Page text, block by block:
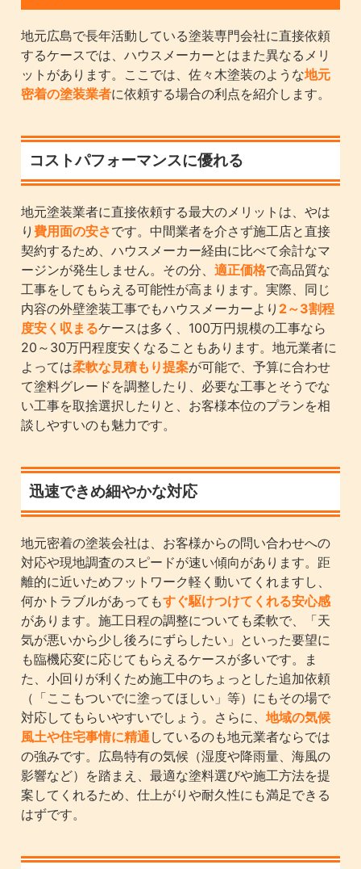
地元広島で長年活動している塗装専門会社に直接依頼
するケースでは、ハウスメーカーとはまた異なるメリ
ットがあります。ここでは、佐々木塗装のような地元
密着の塗装業者に依頼する場合の利点を紹介します。
コストパフォーマンスに優れる
地元塗装業者に直接依頼する最大のメリットは、やは
り費用面の安さです。中間業者を介さず施工店と直接
契約するため、ハウスメーカー経由に比べて余計なマ
ージンが発生しません。その分、適正価格で高品質な
工事をしてもらえる可能性が高まります。実際、同じ
内容の外壁塗装工事でもハウスメーカーより 2～3割程
度安く収まるケースは多く、100万円規模の工事なら
20～30万円程度安くなることもあります。地元業者に
よっては柔軟な見積もり提案が可能で、予算に合わせ
て塗料グレードを調整したり、必要な工事とそうでな
い工事を取捨選択したりと、お客様本位のプランを相
談しやすいのも魅力です。
迅速できめ細やかな対応
地元密着の塗装会社は、お客様からの問い合わせへの
対応や現地調査のスピードが速い傾向があります。距
離的に近いためフットワーク軽く動いてくれますし、
何かトラブルがあってもすぐ駆けつけてくれる安心感
があります。施工日程の調整についても柔軟で、「天
気が悪いから少し後ろにずらしたい」といった要望に
も臨機応変に応じてもらえるケースが多いです。ま
た、小回りが利くため施工中のちょっとした追加依頼
（「ここもついでに塗ってほしい」等）にもその場で
対応してもらいやすいでしょう。さらに、地域の気候
風土や住宅事情に精通 しているのも地元業者ならでは
の強みです。広島特有の気候（湿度や降雨量、海風の
影響など）を踏まえ、最適な塗料選びや施工方法を提
案してくれるため、仕上がりや耐久性にも満足できる
はずです。